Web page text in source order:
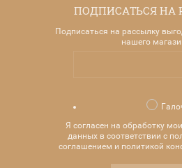
ПОДПИСАТЬСЯ НА
Подписаться на рассылку
нашего
Я согласен на обработку
данных в соответствии с
соглашением и политикой